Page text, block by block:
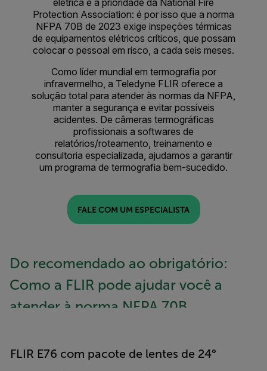
elétrica é a prioridade da National Fire
Protection Association: é por isso que a norma
NFPA 70B de 2023 exige inspeções térmicas
de equipamentos elétricos críticos, que possam
colocar o pessoal em risco, a cada seis meses.
Como líder mundial em termografia por
infravermelho, a Teledyne FLIR oferece a
solução total para atender às normas da NFPA,
manter a segurança e evitar possíveis
acidentes. De câmeras termográficas
profissionais a softwares de
relatórios/roteamento, treinamento e
consultoria especializada, ajudamos a garantir
um programa de termografia bem-sucedido.
FALE COM UM ESPECIALISTA
Do recomendado ao obrigatório:
Como a FLIR pode ajudar você a
atender à norma NFPA 70B
FLIR E76 com pacote de lentes de 24°